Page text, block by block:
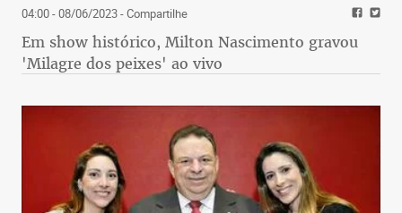
04:00 - 08/06/2023- Compartilhe
Em show histórico, Milton Nascimento gravou
'Milagre dos peixes' ao vivo